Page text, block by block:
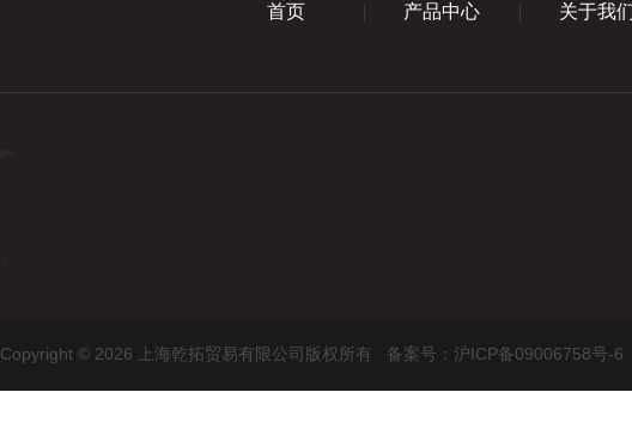
首页 产品中心 关于我
Copyright © 2026 上海乾拓贸易有限公司版权所有 备案号：沪ICP备09006758号-6